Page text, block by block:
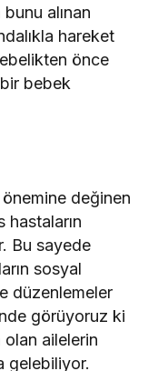
alınan
hareket
önce
bebek
değinen
hastaların
Bu sayede
sosyal
düzenlemeler
görüyoruz ki
olan ailelerin
gelebiliyor.